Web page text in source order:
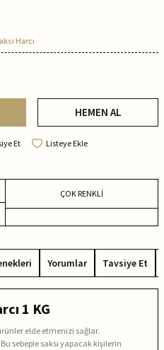
Harcı
HEMEN AL
Et Listeye Ekle
ÇOK RENKLİ
Yorumlar Tavsiye Et
1 KG
elde etmenizi sağlar.
sebeple saksı yapacak kişilerin